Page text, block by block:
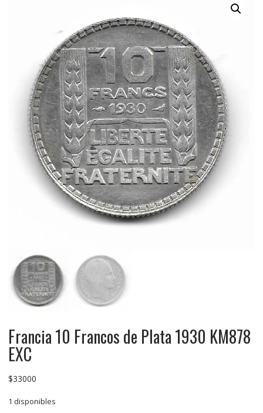
Francia 10 Francos de Plata 1930 KM878
EXC
$33000
1 disponibles